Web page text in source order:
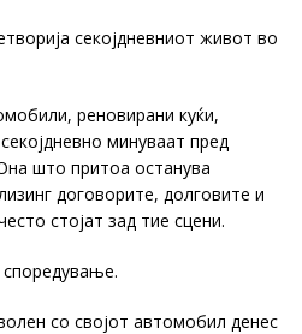
секојдневниот живот во
реновирани куќи,
минуваат пред
што притоа останува
договорите, долговите и
стојат зад тие сцени.
со својот автомобил денес